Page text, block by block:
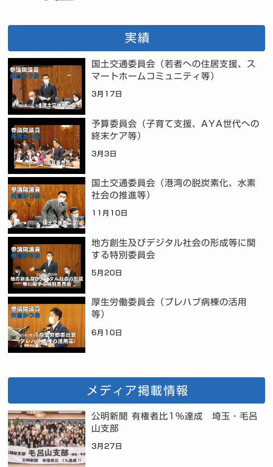
実績
国土交通委員会（若者への住居支援、ス
マートホームコミュニティ等）
3月17日
予算委員会（子育て支援、AYA世代への
終末ケア等）
3月3日
国土交通委員会（港湾の脱炭素化、水素
社会の推進等）
11月10日
地方創生及びデジタル社会の形成等に関
する特別委員会
5月20日
厚生労働委員会（プレハブ病棟の活用
等）
6月10日
メディア掲載情報
公明新聞 有権者比1%達成 埼玉・毛呂
山支部
3月27日